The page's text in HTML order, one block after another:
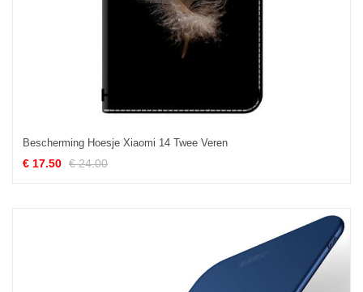
Bescherming Hoesje Xiaomi 14 Twee Veren
€ 17.50 € 24.00